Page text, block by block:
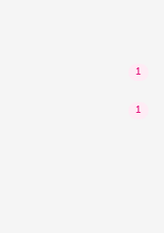
1
1